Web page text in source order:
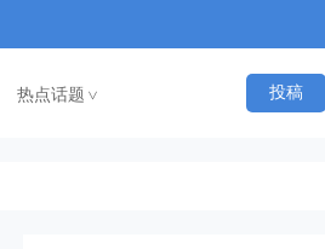
热点话题 < 投稿